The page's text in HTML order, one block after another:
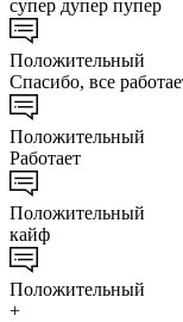
супер дупер пупер
Положительный
Спасибо, все
Положительный
Работает
Положительный
кайф
Положительный
+